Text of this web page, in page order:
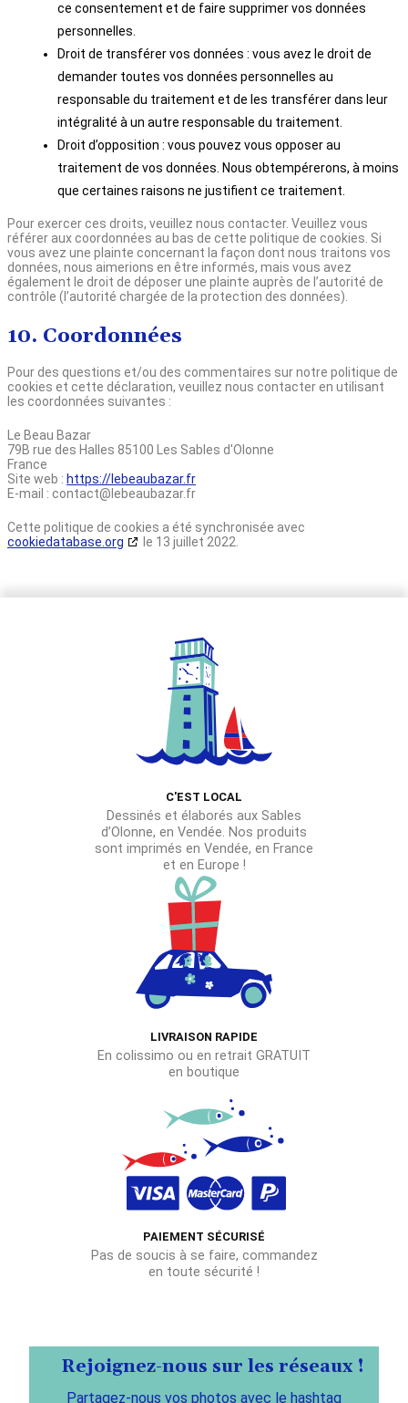
ce consentement et de faire supprimer vos données
personnelles.
Droit de transférer vos données : vous avez le droit de
demander toutes vos données personnelles au
responsable du traitement et de les transférer dans leur
intégralité à un autre responsable du traitement.
Droit d’opposition : vous pouvez vous opposer au
traitement de vos données. Nous obtempérerons, à moins
que certaines raisons ne justifient ce traitement.
Pour exercer ces droits, veuillez nous contacter. Veuillez vous
référer aux coordonnées au bas de cette politique de cookies. Si
vous avez une plainte concernant la façon dont nous traitons vos
données, nous aimerions en être informés, mais vous avez
également le droit de déposer une plainte auprès de l’autorité de
contrôle (l’autorité chargée de la protection des données).
10. Coordonnées
Pour des questions et/ou des commentaires sur notre politique de
cookies et cette déclaration, veuillez nous contacter en utilisant
les coordonnées suivantes :
Le Beau Bazar
79B rue des Halles 85100 Les Sables d'Olonne
France
Site web : https://lebeaubazar.fr
E-mail : contact@lebeaubazar.fr
Cette politique de cookies a été synchronisée avec
cookiedatabase.org
le 13 juillet 2022.
C'EST LOCAL
Dessinés et élaborés aux Sables
d’Olonne, en Vendée. Nos produits
sont imprimés en Vendée, en France
et en Europe !
LIVRAISON RAPIDE
En colissimo ou en retrait GRATUIT
en boutique
PAIEMENT SÉCURISÉ
Pas de soucis à se faire, commandez
en toute sécurité !
Rejoignez-nous sur les réseaux !
Partagez-nous vos photos avec le hashtag